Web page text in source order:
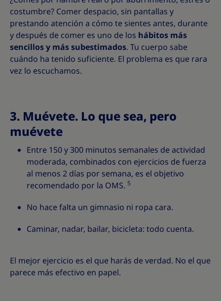
costumbre? Comer despacio, sin pantallas y
prestando atención a cómo te sientes antes, durante
y después de comer es uno de los hábitos más
sencillos y más subestimados. Tu cuerpo sabe
cuándo ha tenido suficiente. El problema es que rara
vez lo escuchamos.
3. Muévete. Lo que sea, pero
muévete
Entre 150 y 300 minutos semanales de actividad
moderada, combinados con ejercicios de fuerza
al menos 2 días por semana, es el objetivo
recomendado por la OMS. 5
No hace falta un gimnasio ni ropa cara.
Caminar, nadar, bailar, bicicleta: todo cuenta.
El mejor ejercicio es el que harás de verdad. No el que
parece más efectivo en papel.